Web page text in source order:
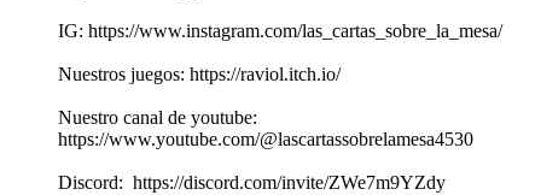
IG: https://www.instagram.com/las_cartas_sobre_la_mesa/
Nuestros juegos:⁠⁠⁠ ⁠⁠⁠https://raviol.itch.io/⁠⁠⁠⁠⁠⁠
Nuestro canal de youtube:⁠⁠⁠
⁠⁠⁠https://www.youtube.com/@lascartassobrelamesa4530⁠⁠⁠⁠⁠⁠
Discord: ⁠⁠⁠ ⁠⁠⁠https://discord.com/invite/ZWe7m9YZdy⁠⁠⁠⁠⁠⁠